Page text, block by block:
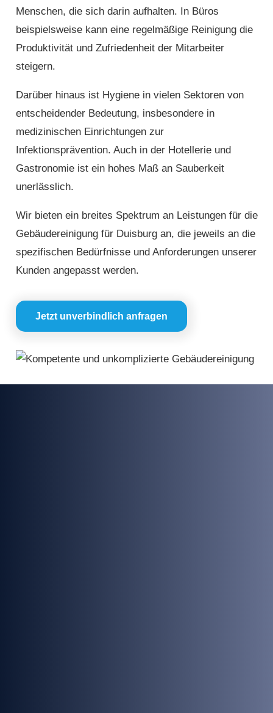
Menschen, die sich darin aufhalten. In Büros
beispielsweise kann eine regelmäßige Reinigung die
Produktivität und Zufriedenheit der Mitarbeiter
steigern.
Darüber hinaus ist Hygiene in vielen Sektoren von
entscheidender Bedeutung, insbesondere in
medizinischen Einrichtungen zur
Infektionsprävention. Auch in der Hotellerie und
Gastronomie ist ein hohes Maß an Sauberkeit
unerlässlich.
Wir bieten ein breites Spektrum an Leistungen für die
Gebäudereinigung für Duisburg an, die jeweils an die
spezifischen Bedürfnisse und Anforderungen unserer
Kunden angepasst werden.
Jetzt unverbindlich anfragen